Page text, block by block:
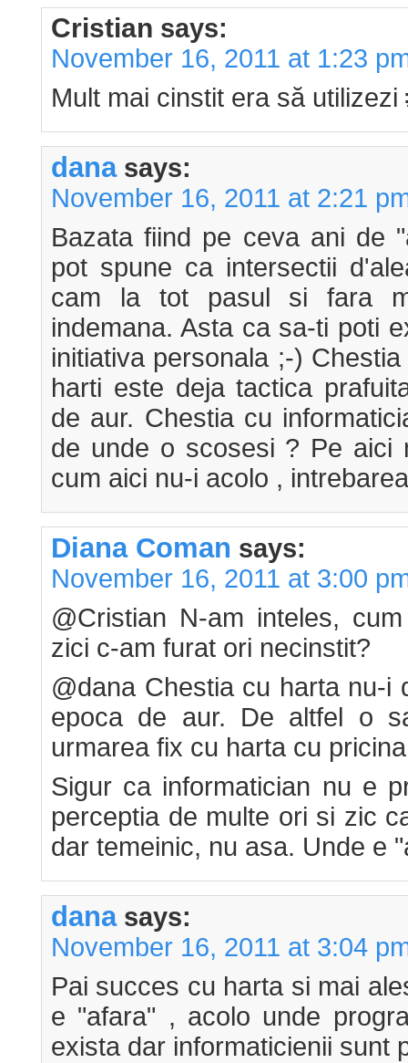
Cristian says:
November 16, 2011 at 1:23
Mult mai cinstit era să utilizezi
dana says:
November 16, 2011 at 2:21
Bazata fiind pe ceva ani de
pot spune ca intersectii
cam la tot pasul si fara
indemana. Asta ca sa-ti poti
initiativa personala ;-)
harti este deja tactica
de aur. Chestia cu
de unde o scosesi ? Pe aici
cum aici nu-i acolo ,
Diana Coman says:
November 16, 2011 at 3:00
@Cristian N-am inteles,
zici c-am furat ori necinstit?
@dana Chestia cu harta nu-i
epoca de aur. De altfel o
urmarea fix cu harta cu
Sigur ca informatician nu e
perceptia de multe ori si zic
dar temeinic, nu asa. Unde e
dana says:
November 16, 2011 at 3:04
Pai succes cu harta si mai
e "afara" , acolo unde
exista dar informaticienii sunt